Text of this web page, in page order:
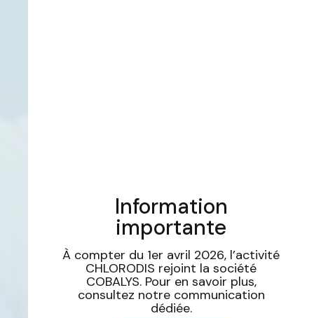
Information
importante
À compter du 1er avril 2026, l’activité
CHLORODIS rejoint la société
COBALYS. Pour en savoir plus,
consultez notre communication
dédiée.